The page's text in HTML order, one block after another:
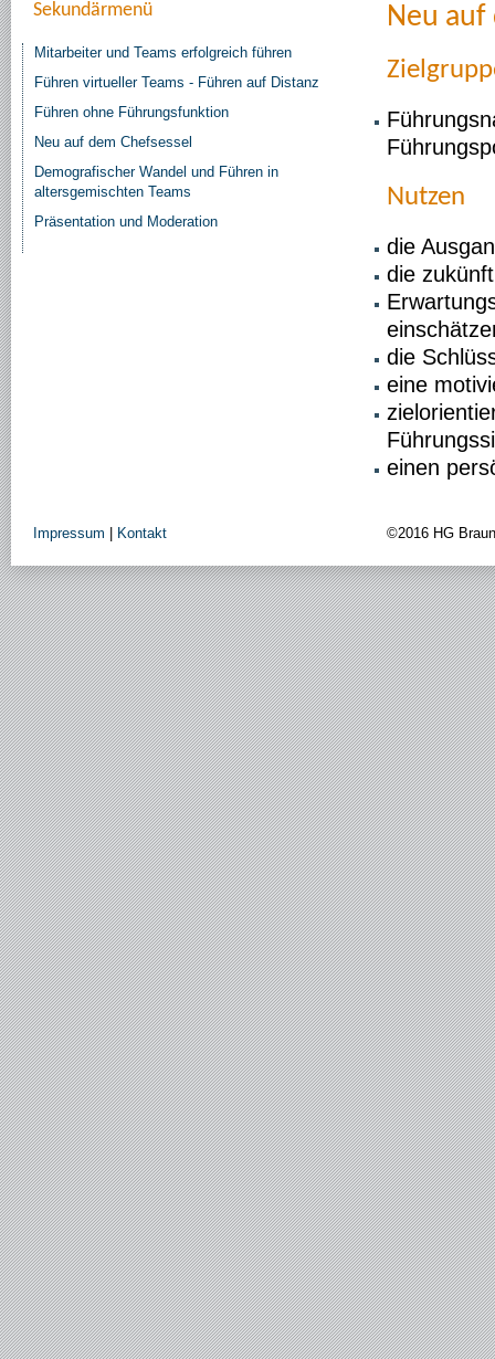
Neu auf
Nutzen
die
die
die
eine
einen
Sekundärmenü
Mitarbeiter und Teams erfolgreich führen
Führen virtueller Teams - Führen auf Distanz
Führen ohne Führungsfunktion
Neu auf dem Chefsessel
Demografischer Wandel und Führen in
altersgemischten Teams
Präsentation und Moderation
Impressum Kontakt ©2016 HG Braun